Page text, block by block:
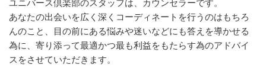
ユニバース倶楽部のスタッフは、カウンセラーです。
あなたの出会いを広く深くコーディネートを行うのはもちろ
んのこと、目の前にある悩みや迷いなどにも答えを導かせる
為に、寄り添って最適かつ最も利益をもたらす為のアドバイ
スをさせていただきます。